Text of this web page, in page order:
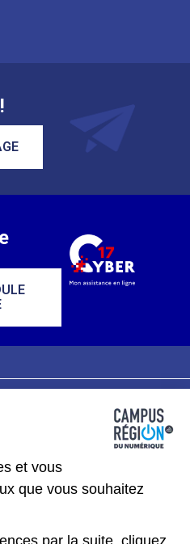
et vous
que vous souhaitez
par la suite, cliquez